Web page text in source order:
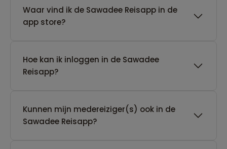
Waar vind ik de Sawadee Reisapp in de
app store?
Hoe kan ik inloggen in de Sawadee
Reisapp?
Kunnen mijn medereiziger(s) ook in de
Sawadee Reisapp?